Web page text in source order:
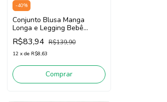
-40%
Conjunto Blusa Manga
Longa e Legging Bebê
Infantil Somnii 3261022 (Off
White/Azul)
R$83,94 R$139,90
12 x de R$8,63
Comprar